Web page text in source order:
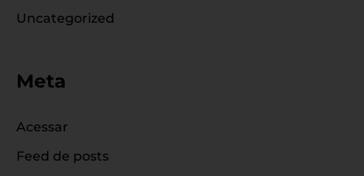
Uncategorized
Meta
Acessar
Feed de posts